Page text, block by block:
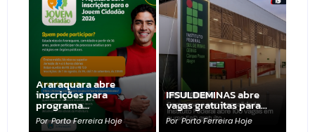
Araraquara abre
inscrições para
programa…
Por Porto Ferreira Hoje
IFSULDEMINAS abre
vagas gratuitas para…
Por Porto Ferreira Hoje